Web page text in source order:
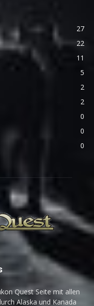
27
22
11
5
2
2
0
0
0
Quest Seite mit allen
Alaska und Kanada